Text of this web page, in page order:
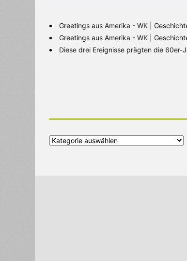
Greetings aus Amerika - WK |
Greetings aus Amerika - WK |
Diese drei Ereignisse prägten die 60er-
Alle